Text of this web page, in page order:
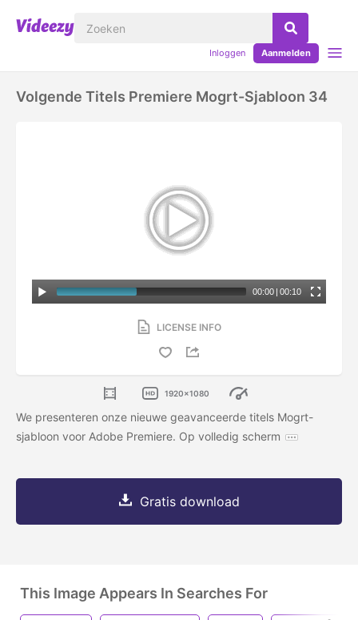
Inloggen Aanmelden
Volgende Titels Premiere Mogrt-Sjabloon 34
00:00 | 00:10
LICENSE INFO
1920x1080
We presenteren onze nieuwe geavanceerde titels Mogrt-
sjabloon voor Adobe Premiere. Op volledig scherm
Gratis download
This Image Appears In Searches For